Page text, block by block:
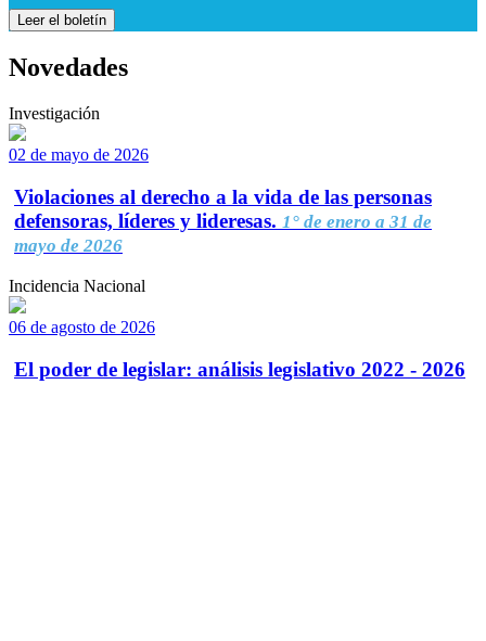
Leer el boletín
Novedades
Investigación
02 de mayo de 2026
Violaciones al derecho a la vida de las personas
defensoras, líderes y lideresas. 1° de enero a 31 de
mayo de 2026
Incidencia Nacional
06 de agosto de 2026
El poder de legislar: análisis legislativo 2022 - 2026